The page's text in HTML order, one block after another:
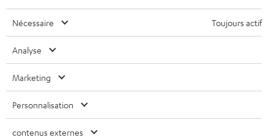
t
Italiano
Facebook Instagram
Nécessaire Toujours actif
Analyse
Marketing
Personnalisation
contenus externes